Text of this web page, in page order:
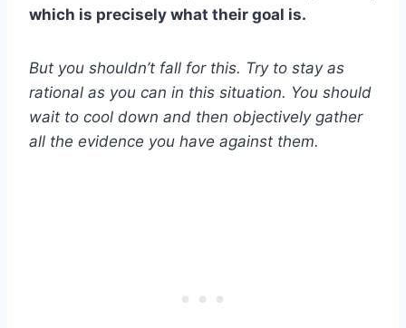
which is precisely what their goal is.
But you shouldn’t fall for this. Try to stay as
rational as you can in this situation. You should
wait to cool down and then objectively gather
all the evidence you have against them.